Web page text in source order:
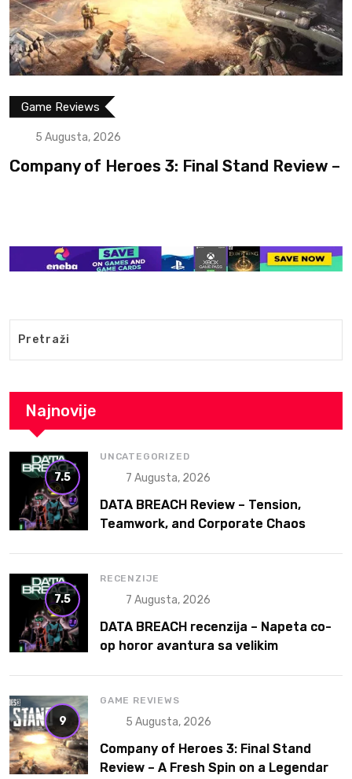
Game Reviews
5 Augusta, 2026
Company of Heroes 3: Final Stand Review –
Najnovije
7.5
UNCATEGORIZED
7 Augusta, 2026
DATA BREACH Review – Tension,
Teamwork, and Corporate Chaos
7.5
RECENZIJE
7 Augusta, 2026
DATA BREACH recenzija – Napeta co-
op horor avantura sa velikim
9
GAME REVIEWS
5 Augusta, 2026
Company of Heroes 3: Final Stand
Review – A Fresh Spin on a Legendary